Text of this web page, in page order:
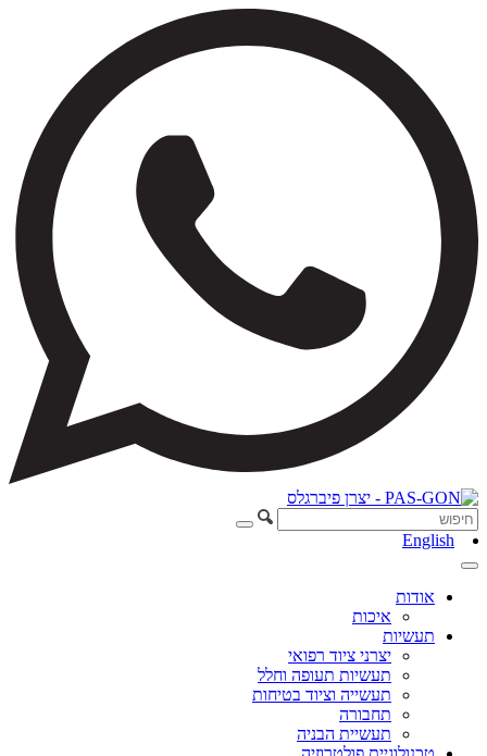
English
אודות
איכות
תעשיות
יצרני ציוד רפואי
תעשיות תעופה וחלל
תעשייה וציוד בטיחות
תחבורה
תעשיית הבניה